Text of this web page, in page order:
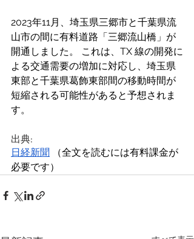
2023年11月、埼玉県三郷市と千葉県流
山市の間に有料道路「三郷流山橋」が
開通しました。 これは、TX 線の開発に
よる交通需要の増加に対応し、埼玉県
東部と千葉県葛飾東部間の移動時間が
短縮される可能性があると予想されま
す。
出典:
日経新聞
（全文を読むには有料課金が
必要です）